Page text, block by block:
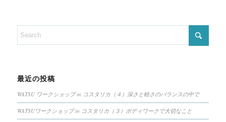
最近の投稿
WATSU ワークショップ in コスタリカ（４）深さと軽さのバランスの中で
WATSUワークショップ in コスタリカ（３）ボディワークで大切なこと